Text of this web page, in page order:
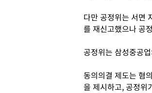
다만 공정위는 서면
를 재신고했으나 공
공정위는 삼성중공
동의의결 제도는 혐
을 제시하고, 공정위